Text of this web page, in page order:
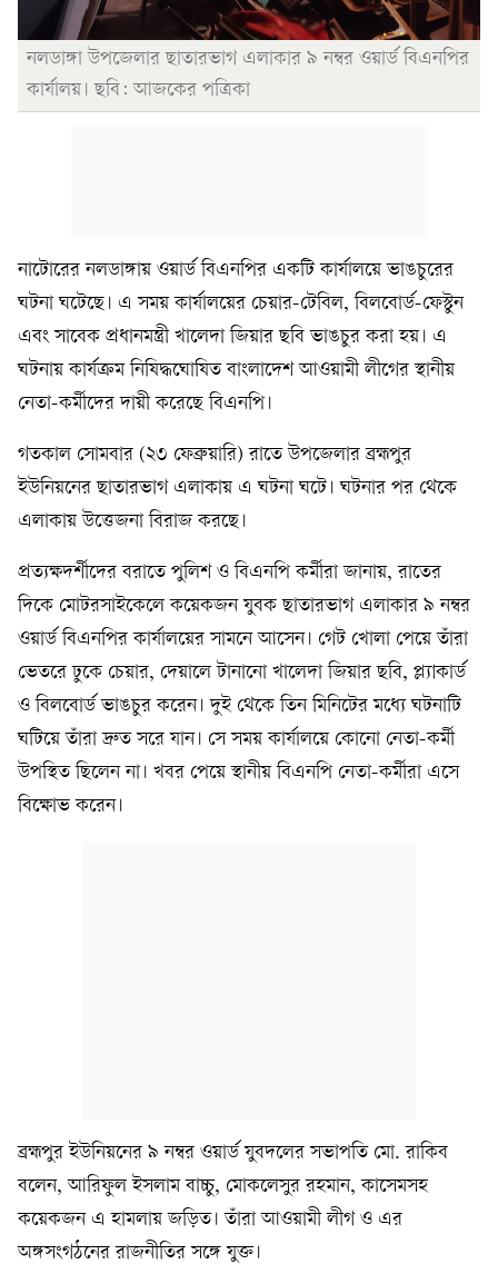
নলডাঙ্গা উপজেলার ছাতারভাগ এলাকার ৯ নম্বর ওয়ার্ড বিএনপির
কার্যালয়। ছবি: আজকের পত্রিকা
নাটোরের নলডাঙ্গায় ওয়ার্ড বিএনপির একটি কার্যালয়ে ভাঙচুরের
ঘটনা ঘটেছে। এ সময় কার্যালয়ের চেয়ার-টেবিল, বিলবোর্ড-ফেস্টুন
এবং সাবেক প্রধানমন্ত্রী খালেদা জিয়ার ছবি ভাঙচুর করা হয়। এ
ঘটনায় কার্যক্রম নিষিদ্ধঘোষিত বাংলাদেশ আওয়ামী লীগের স্থানীয়
নেতা-কর্মীদের দায়ী করেছে বিএনপি।
গতকাল সোমবার (২৩ ফেব্রুয়ারি) রাতে উপজেলার ব্রহ্মপুর
ইউনিয়নের ছাতারভাগ এলাকায় এ ঘটনা ঘটে। ঘটনার পর থেকে
এলাকায় উত্তেজনা বিরাজ করছে।
প্রত্যক্ষদর্শীদের বরাতে পুলিশ ও বিএনপি কর্মীরা জানায়, রাতের
দিকে মোটরসাইকেলে কয়েকজন যুবক ছাতারভাগ এলাকার ৯ নম্বর
ওয়ার্ড বিএনপির কার্যালয়ের সামনে আসেন। গেট খোলা পেয়ে তাঁরা
ভেতরে ঢুকে চেয়ার, দেয়ালে টানানো খালেদা জিয়ার ছবি, প্ল্যাকার্ড
ও বিলবোর্ড ভাঙচুর করেন। দুই থেকে তিন মিনিটের মধ্যে ঘটনাটি
ঘটিয়ে তাঁরা দ্রুত সরে যান। সে সময় কার্যালয়ে কোনো নেতা-কর্মী
উপস্থিত ছিলেন না। খবর পেয়ে স্থানীয় বিএনপি নেতা-কর্মীরা এসে
বিক্ষোভ করেন।
ব্রহ্মপুর ইউনিয়নের ৯ নম্বর ওয়ার্ড যুবদলের সভাপতি মো. রাকিব
বলেন, আরিফুল ইসলাম বাচ্চু, মোকলেসুর রহমান, কাসেমসহ
কয়েকজন এ হামলায় জড়িত। তাঁরা আওয়ামী লীগ ও এর
অঙ্গসংগঠনের রাজনীতির সঙ্গে যুক্ত।